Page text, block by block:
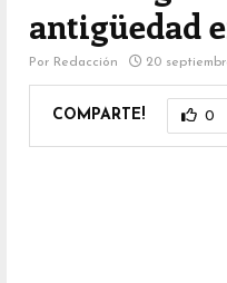
antigüedad
Por Redacción 20
COMPARTE! 0